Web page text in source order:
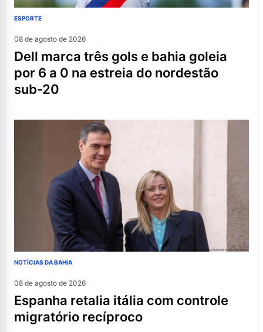
ESPORTE
08 de agosto de 2026
dell marca três gols e bahia goleia
por 6 a 0 na estreia do nordestão
sub-20
NOTÍCIAS DA BAHIA
08 de agosto de 2026
espanha retalia itália com controle
migratório recíproco